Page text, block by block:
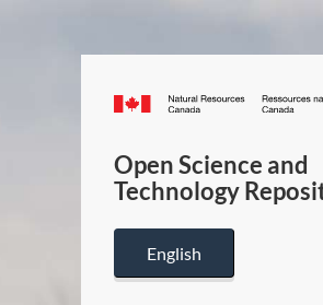
Canada.ca
Open Science and
Technology
English